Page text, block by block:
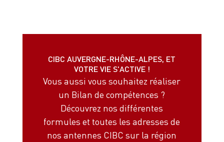
CIBC AUVERGNE-RHÔNE-ALPES, ET
VOTRE VIE S'ACTIVE !
Vous aussi vous souhaitez réaliser
un Bilan de compétences ?
Découvrez nos différentes
formules et toutes les adresses de
nos antennes CIBC sur la région